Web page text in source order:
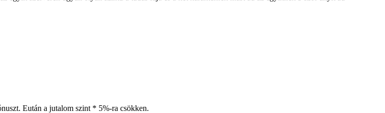
Eután a jutalom szint * 5%-ra csökken.